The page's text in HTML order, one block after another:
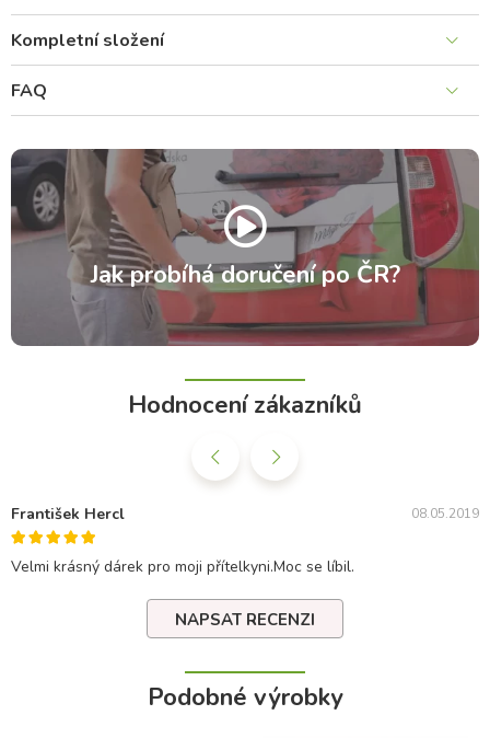
Kompletní složení
FAQ
Jak probíhá doručení po ČR?
Hodnocení zákazníků
František Hercl 08.05.2019
Velmi krásný dárek pro moji přítelkyni.Moc se líbil.
NAPSAT RECENZI
Podobné výrobky